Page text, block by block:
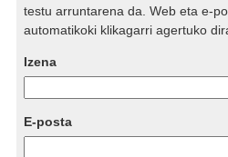
testu arruntarena da. Web eta e-
automatikoki klikagarri agertuko
Izena
E-posta